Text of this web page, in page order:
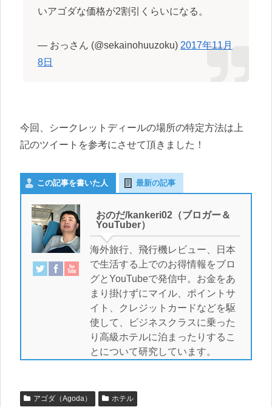
いアゴダな価格が2割引くらいになる。
— おっさん (@sekainohuuzoku) 2017年11月
8日
今回、シークレットディールの場所の特定方法は上
記のツイートを参考にさせて頂きました！
この記事を書いた人 最新の記事
おのだ/kankeri02（ブロガー＆
YouTuber）
海外旅行、飛行機レビュー、日本
で生活する上でのお得情報をブロ
グとYouTubeで発信中。お金をあ
まり掛けずにマイル、ポイントサ
イト、クレジットカードなどを駆
使して、ビジネスクラスに乗った
り高級ホテルに泊まったりするこ
とについて研究しています。
アゴダ（Agoda） ホテル